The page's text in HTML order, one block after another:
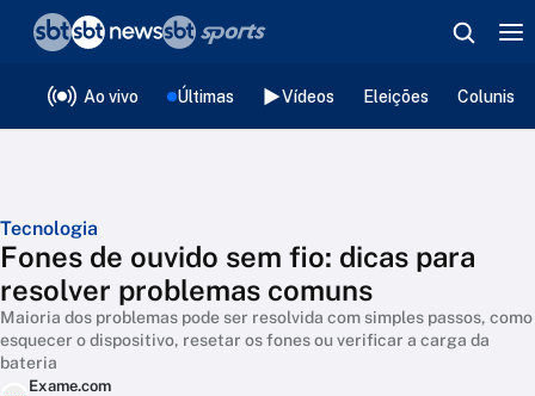
Ao vivo Últimas Vídeos Eleições
Tecnologia
Fones de ouvido sem fio: dicas para
resolver problemas comuns
Maioria dos problemas pode ser resolvida com simples passos, como
esquecer o dispositivo, resetar os fones ou verificar a carga da
bateria
Exame.com
❮voltar
Editorias